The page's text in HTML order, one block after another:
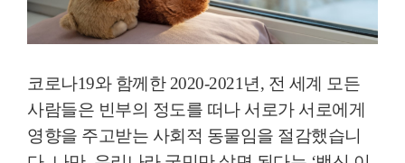
코로나19와 함께한 2020-2021 년, 전 세계 모든
사람들은 빈부의 정도를 떠나 서로가 서로에게
영향을 주고받는 사회적 동물임을 절감했습니